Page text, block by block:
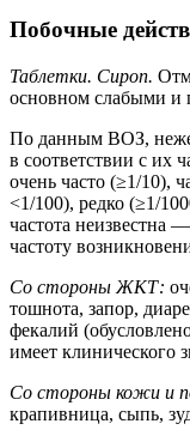
Побочные
Таблетки. Сироп.
основном слабыми и
По данным ВОЗ,
в соответствии с их
очень часто (≥1/10),
<1/100), редко (≥1/
частота
частоту
Со стороны ЖКТ:
тошнота, запор,
фекалий
имеет клинического
Со стороны кожи и
крапивница, сыпь,